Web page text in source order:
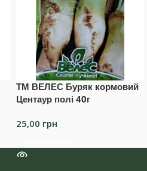
ТМ ВЕЛЕС Буряк кормовий
Центаур полі 40г
25,00 грн